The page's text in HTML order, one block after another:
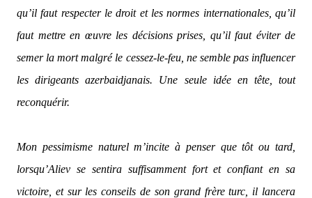
qu’il faut respecter le droit et les normes internationales, qu’il
faut mettre en œuvre les décisions prises, qu’il faut éviter de
semer la mort malgré le cessez-le-feu, ne semble pas influencer
les dirigeants azerbaidjanais. Une seule idée en tête, tout
reconquérir.
Mon pessimisme naturel m’incite à penser que tôt ou tard,
lorsqu’Aliev se sentira suffisamment fort et confiant en sa
victoire, et sur les conseils de son grand frère turc, il lancera